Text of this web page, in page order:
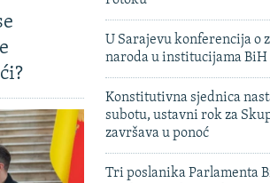
U Sarajevu konferencija o
naroda u institucijama BiH
Konstitutivna sjednica
subotu, ustavni rok za
završava u ponoć
Tri poslanika Parlamenta